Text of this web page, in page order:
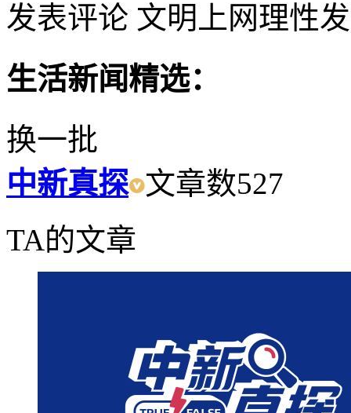
发表评论 文明上网理性
生活新闻精选：
换一批
中新真探 文章数527
TA的文章